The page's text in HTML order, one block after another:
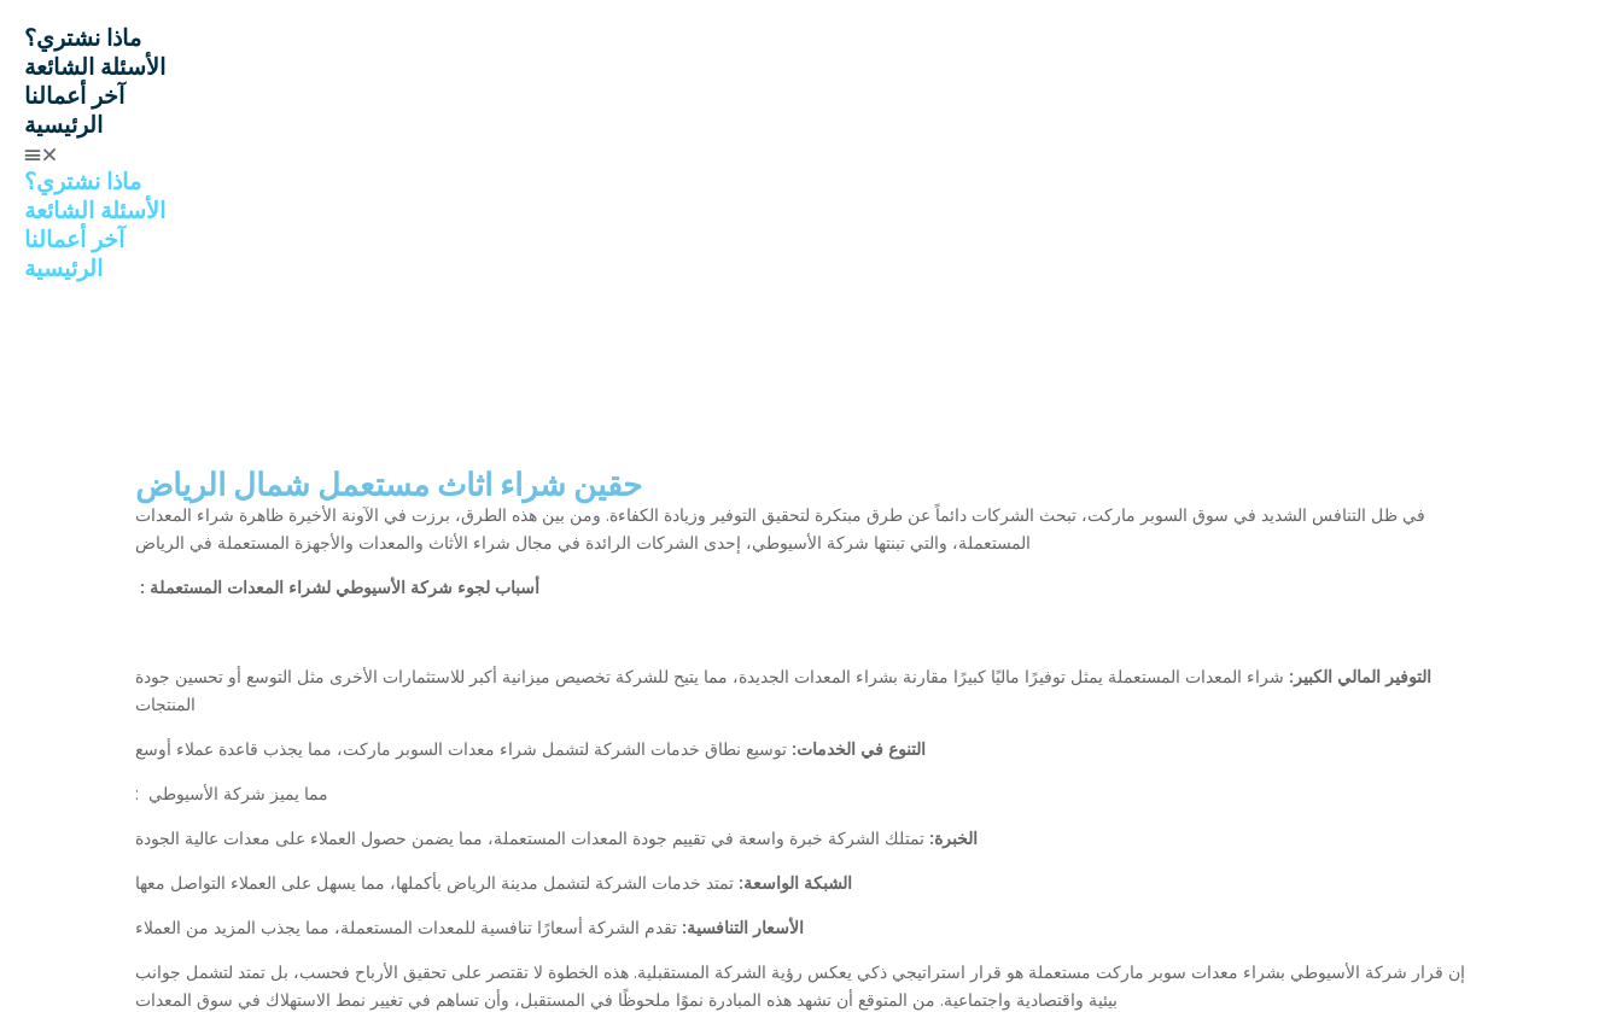
ماذا نشتري؟
الأسئلة الشائعة
آخر أعمالنا
الرئيسية
ماذا نشتري؟
الأسئلة الشائعة
آخر أعمالنا
الرئيسية
حقين شراء اثاث مستعمل شمال الرياض
في ظل التنافس الشديد في سوق السوبر ماركت، تبحث الشركات دائماً عن طرق مبتكرة لتحقيق التوفير وزيادة الكفاءة. ومن بين هذه الطرق، برزت في الآونة الأخيرة ظاهرة شراء المعدات
المستعملة، والتي تبنتها شركة الأسيوطي، إحدى الشركات الرائدة في مجال شراء الأثاث والمعدات والأجهزة المستعملة في الرياض
: أسباب لجوء شركة الأسيوطي لشراء المعدات المستعملة
التوفير المالي الكبير: شراء المعدات المستعملة يمثل توفيرًا ماليًا كبيرًا مقارنة بشراء المعدات الجديدة، مما يتيح للشركة تخصيص ميزانية أكبر للاستثمارات الأخرى مثل التوسع أو تحسين جودة
المنتجات
التنوع في الخدمات: توسيع نطاق خدمات الشركة لتشمل شراء معدات السوبر ماركت، مما يجذب قاعدة عملاء أوسع
: مما يميز شركة الأسيوطي
الخبرة: تمتلك الشركة خبرة واسعة في تقييم جودة المعدات المستعملة، مما يضمن حصول العملاء على معدات عالية الجودة
الشبكة الواسعة: تمتد خدمات الشركة لتشمل مدينة الرياض بأكملها، مما يسهل على العملاء التواصل معها
الأسعار التنافسية: تقدم الشركة أسعارًا تنافسية للمعدات المستعملة، مما يجذب المزيد من العملاء
إن قرار شركة الأسيوطي بشراء معدات سوبر ماركت مستعملة هو قرار استراتيجي ذكي يعكس رؤية الشركة المستقبلية. هذه الخطوة لا تقتصر على تحقيق الأرباح فحسب، بل تمتد لتشمل جوانب
بيئية واقتصادية واجتماعية. من المتوقع أن تشهد هذه المبادرة نموًا ملحوظًا في المستقبل، وأن تساهم في تغيير نمط الاستهلاك في سوق المعدات